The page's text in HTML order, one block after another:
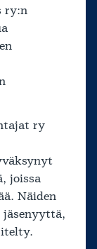
ry:n
ry
joissa
Näiden